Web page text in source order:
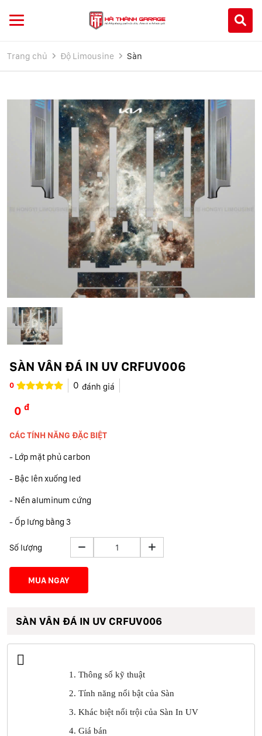
Trang chủ Độ Limousine Sàn
SÀN VÂN ĐÁ IN UV CRFUV006
0 0 đánh giá
0 đ
CÁC TÍNH NĂNG ĐẶC BIỆT
- Lớp mặt phủ carbon
- Bậc lên xuống led
- Nền aluminum cứng
- Ốp lưng bằng 3
Số lượng
MUA NGAY
SÀN VÂN ĐÁ IN UV CRFUV006
1. Thông số kỹ thuật
2. Tính năng nổi bật của Sàn
3. Khác biệt nổi trội của Sàn In UV
4. Giá bán